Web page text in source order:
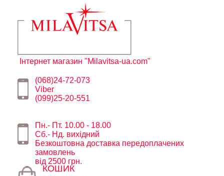
Інтернет магазин "Milavitsa-ua.com"
(068)24-72-073
Viber
(099)25-20-551
Пн.- Пт. 10.00 - 18.00
Сб.- Нд. вихідний
Безкоштовна доставка передоплачених
замовлень
від 2500 грн.
КОШИК